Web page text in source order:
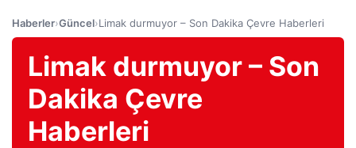
Haberler›Güncel›Limak durmuyor – Son Dakika Çevre Haberleri
Limak durmuyor – Son
Dakika Çevre
Haberleri